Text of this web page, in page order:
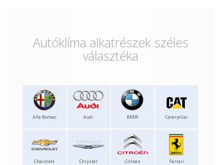
Autóklíma alkatrészek széles
választéka
Alfa Romeo Audi BMW Caterpillar
Chevrolet Chrysler Citroen Ferrari